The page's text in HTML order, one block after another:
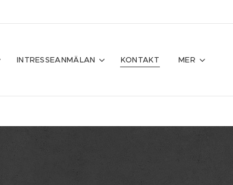
INTRESSEANMÄLAN KONTAKT MER